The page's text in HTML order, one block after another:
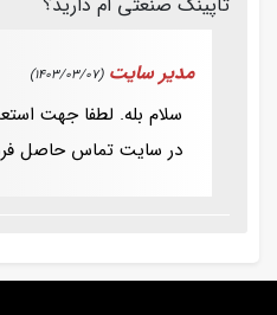
مدیر سایت (1403/03/07)
سلام بله. لطفا جهت
در سایت تماس حاصل